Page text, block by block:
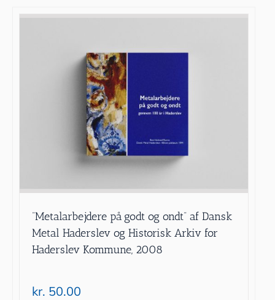
”Metalarbejdere på godt og ondt” af Dansk
Metal Haderslev og Historisk Arkiv for
Haderslev Kommune, 2008
kr. 50.00